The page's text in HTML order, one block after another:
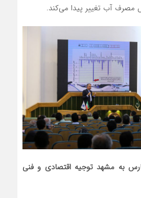
آب تغییر پیدا می‌کند.
به مشهد توجیه اقتصادی و فنی